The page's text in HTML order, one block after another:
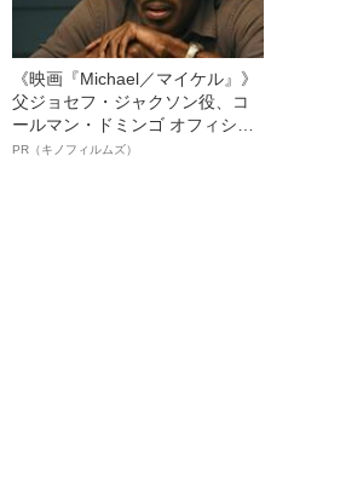
《映画『Michael／マイケル』》
父ジョセフ・ジャクソン役、コ
ールマン・ドミンゴ オフィシャ
ルインタビュー“観客を魅了した
PR（キノフィルムズ）